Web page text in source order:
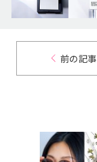
前の記事